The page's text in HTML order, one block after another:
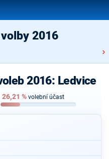
2016
2016: Ledvice
26,21 % volební účast